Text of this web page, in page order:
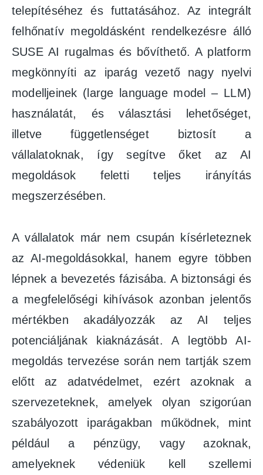
telepítéséhez és futtatásához. Az integrált
felhőnatív megoldásként rendelkezésre álló
SUSE AI rugalmas és bővíthető. A platform
megkönnyíti az iparág vezető nagy nyelvi
modelljeinek (large language model – LLM)
használatát, és választási lehetőséget,
illetve függetlenséget biztosít a
vállalatoknak, így segítve őket az AI
megoldások feletti teljes irányítás
megszerzésében.
A vállalatok már nem csupán kísérleteznek
az AI-megoldásokkal, hanem egyre többen
lépnek a bevezetés fázisába. A biztonsági és
a megfelelőségi kihívások azonban jelentős
mértékben akadályozzák az AI teljes
potenciáljának kiaknázását. A legtöbb AI-
megoldás tervezése során nem tartják szem
előtt az adatvédelmet, ezért azoknak a
szervezeteknek, amelyek olyan szigorúan
szabályozott iparágakban működnek, mint
például a pénzügy, vagy azoknak,
amelyeknek védeniük kell szellemi